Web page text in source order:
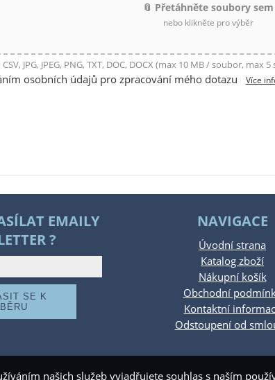
📎 Přetáhněte soubory sem
nebo klikněte pro výběr
JPG, JPEG, PNG, TXT, DOC, DOCX (max 10 MB / soubor, max
osobních údajů pro zpracování mého dotazu Více
EMAILY
?
NAVIGACE
Úvodní strana
Katalog zboží
Nákupní košík
Obchodní
Kontaktní
Odstoupení od
našich služeb vyjadřujete souhlas s naším